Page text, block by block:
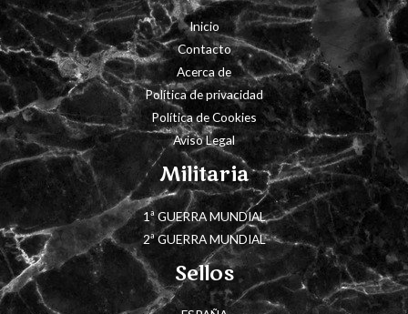
Inicio
Contacto
Acerca de
Política de privacidad
Política de Cookies
Aviso Legal
Militaria
1ª GUERRA MUNDIAL
2ª GUERRA MUNDIAL
Sellos